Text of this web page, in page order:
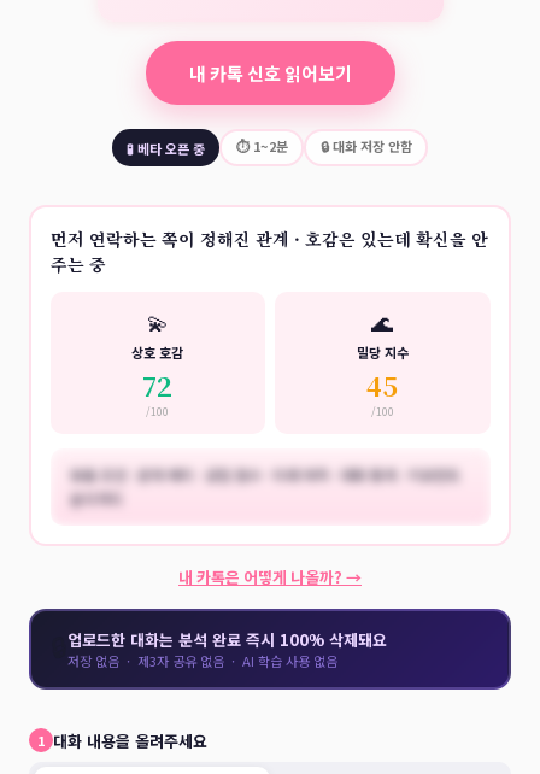
내 카톡 신호 읽어보기
🧪 베타 오픈 중 ⏱ 1~2분 🔒 대화 저장 안함
먼저 연락하는 쪽이 정해진 관계 · 호감은 있는데 확신을 안
주는 중
💫
상호 호감
72
/100
🌊
밀당 지수
45
/100
맞춤 조언 · 관계 배지 · 궁합 점수 · 미래 예측 · 대화 통계 · 키모먼트
분석까지
예시 결과 전체 보기 ▾
내 카톡은 어떻게 나올까? →
업로드한 대화는 분석 완료 즉시 100% 삭제돼요
저장 없음 · 제3자 공유 없음 · AI 학습 사용 없음
1 대화 내용을 올려주세요